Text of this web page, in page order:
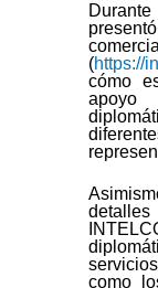
(https://
cómo
como